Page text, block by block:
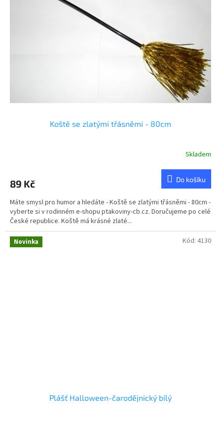
Koště se zlatými třásněmi - 80cm
Skladem
89 Kč Do košíku
Máte smysl pro humor a hledáte - Koště se zlatými třásněmi - 80cm -
vyberte si v rodinném e-shopu ptakoviny-cb.cz. Doručujeme po celé
České republice. Koště má krásné zlaté...
Novinka
Plášť Halloween-čarodějnický bílý
Kód: 4130